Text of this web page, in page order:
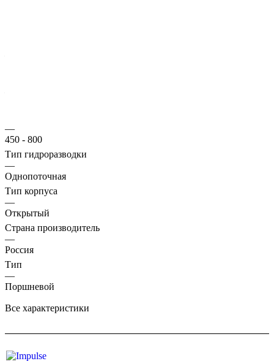
—
450 - 800
Тип гидроразводки
—
Однопоточная
Тип корпуса
—
Открытый
Страна производитель
—
Россия
Тип
—
Поршневой
Все характеристики